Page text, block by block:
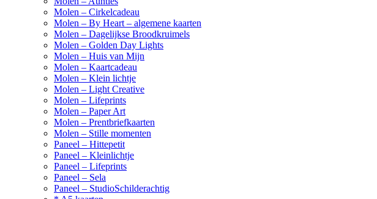
Molen – Cirkelcadeau
Molen – By Heart – algemene kaarten
Molen – Dagelijkse Broodkruimels
Molen – Golden Day Lights
Molen – Huis van Mijn
Molen – Kaartcadeau
Molen – Klein lichtje
Molen – Light Creative
Molen – Lifeprints
Molen – Paper Art
Molen – Prentbriefkaarten
Molen – Stille momenten
Paneel – Hittepetit
Paneel – Kleinlichtje
Paneel – Lifeprints
Paneel – Sela
Paneel – StudioSchilderachtig